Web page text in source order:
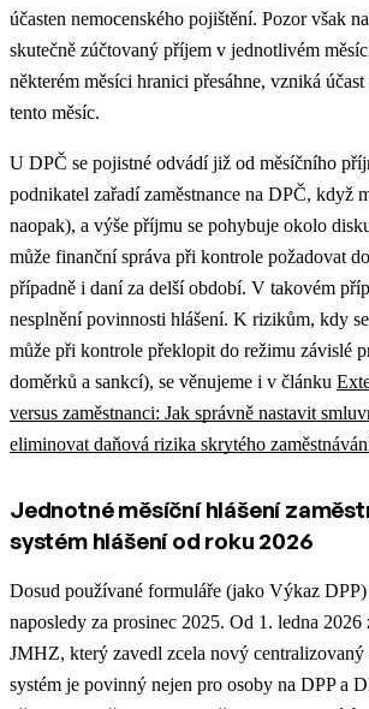
účasten nemocenského pojištění. Pozor však
skutečně zúčtovaný příjem v jednotlivém
některém měsíci hranici přesáhne, vzniká
tento měsíc.
U DPČ se pojistné odvádí již od měsíčního
podnikatel zařadí zaměstnance na DPČ, když
naopak), a výše příjmu se pohybuje okolo
může finanční správa při kontrole požadovat
případně i daní za delší období. V takovém
nesplnění povinnosti hlášení. K rizikům, kdy
může při kontrole překlopit do režimu závislé
doměrků a sankcí), se věnujeme i v článku
versus zaměstnanci: Jak správně nastavit
eliminovat daňová rizika skrytého
Jednotné měsíční hlášení
systém hlášení od roku 2026
Dosud používané formuláře (jako Výkaz
naposledy za prosinec 2025. Od 1. ledna 2026
JMHZ, který zavedl zcela nový centralizovaný
systém je povinný nejen pro osoby na DPP a